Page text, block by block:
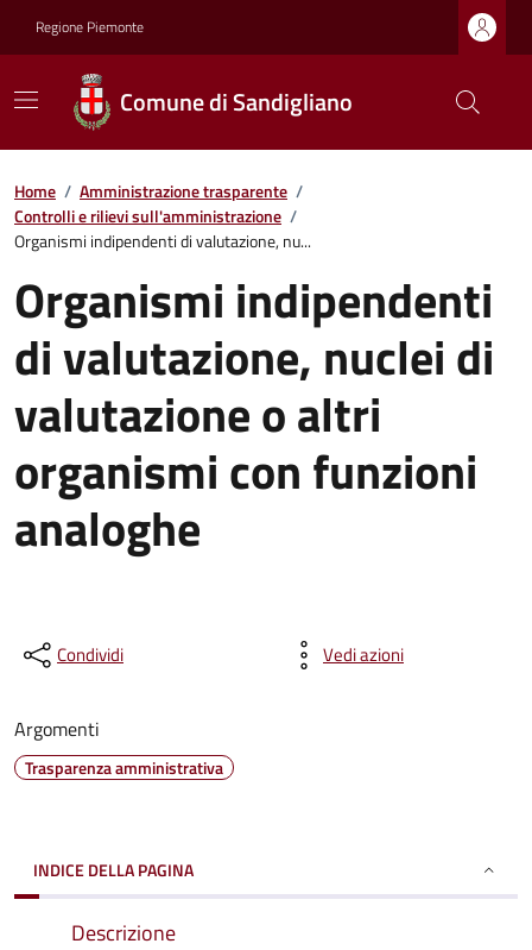
Regione Piemonte
Comune di Sandigliano
Home / Amministrazione trasparente /
Controlli e rilievi sull'amministrazione /
Organismi indipendenti di valutazione, nu...
Organismi indipendenti
di valutazione, nuclei di
valutazione o altri
organismi con funzioni
analoghe
Condividi Vedi azioni
Argomenti
Trasparenza amministrativa
INDICE DELLA PAGINA
Descrizione